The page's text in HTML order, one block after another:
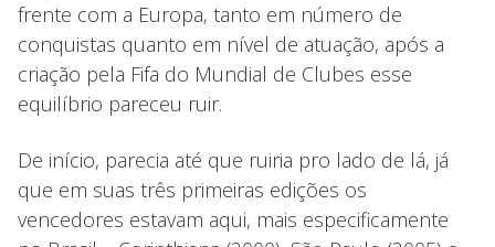
frente com a Europa, tanto em número de
conquistas quanto em nível de atuação, após a
criação pela Fifa do Mundial de Clubes esse
equilíbrio pareceu ruir.
De início, parecia até que ruiria pro lado de lá, já
que em suas três primeiras edições os
vencedores estavam aqui, mais especificamente